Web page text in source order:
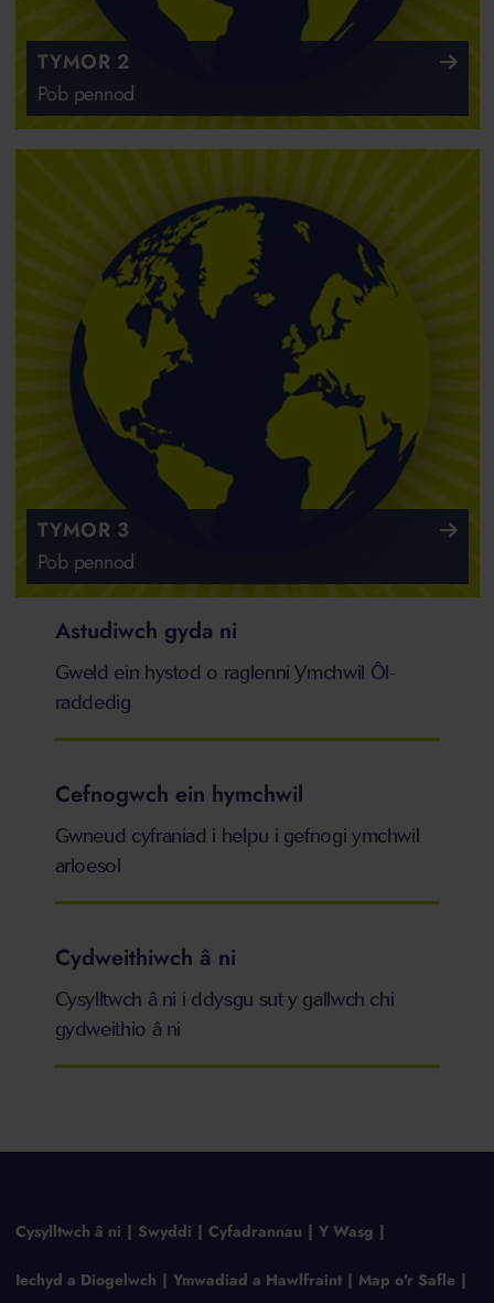
TYMOR 2
Pob pennod
TYMOR 3
Pob pennod
Astudiwch gyda ni
Gweld ein hystod o raglenni Ymchwil Ôl-
raddedig
Cefnogwch ein hymchwil
Gwneud cyfraniad i helpu i gefnogi ymchwil
arloesol
Cydweithiwch â ni
Cysylltwch â ni i ddysgu sut y gallwch chi
gydweithio â ni
Cysylltwch â ni Swyddi Cyfadrannau Y Wasg
Iechyd a Diogelwch Ymwadiad a Hawlfraint Map o'r Safle